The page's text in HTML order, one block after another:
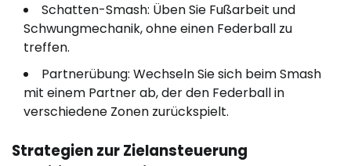
Schatten-Smash: Üben Sie Fußarbeit und
Schwungmechanik, ohne einen Federball zu
treffen.
Partnerübung: Wechseln Sie sich beim Smash
mit einem Partner ab, der den Federball in
verschiedene Zonen zurückspielt.
Strategien zur Zielansteuerung